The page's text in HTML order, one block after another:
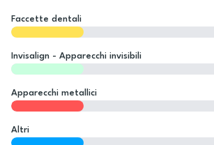
Faccette dentali
Invisalign - Apparecchi invisibili
Apparecchi metallici
Altri